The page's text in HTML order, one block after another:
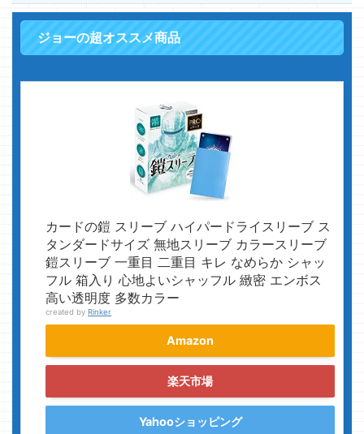
ジョーの超オススメ商品
カードの鎧 スリーブ ハイパードライスリーブ ス
タンダードサイズ 無地スリーブ カラースリーブ
鎧スリーブ 一重目 二重目 キレ なめらか シャッ
フル 箱入り 心地よいシャッフル 緻密 エンボス
高い透明度 多数カラー
created by Rinker
Amazon
楽天市場
Yahooショッピング